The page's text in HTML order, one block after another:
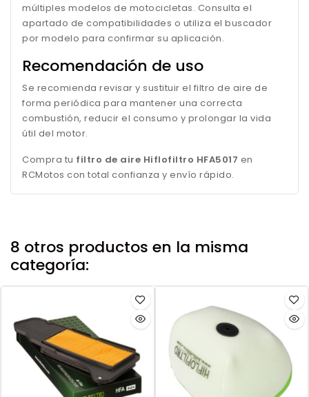
múltiples modelos de motocicletas. Consulta el
apartado de compatibilidades o utiliza el buscador
por modelo para confirmar su aplicación.
Recomendación de uso
Se recomienda revisar y sustituir el filtro de aire de
forma periódica para mantener una correcta
combustión, reducir el consumo y prolongar la vida
útil del motor.
Compra tu filtro de aire Hiflofiltro HFA5017 en
RCMotos con total confianza y envío rápido.
8 otros productos en la misma
categoría: